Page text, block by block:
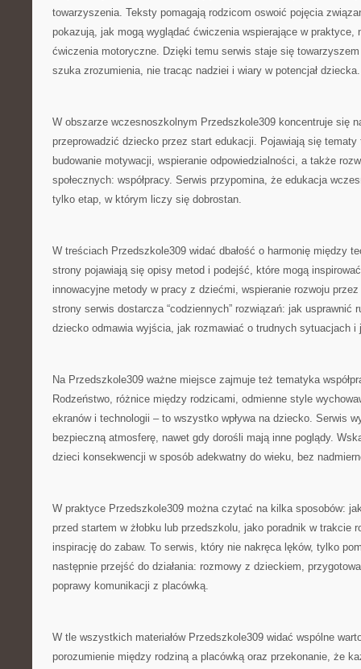
towarzyszenia. Teksty pomagają rodzicom oswoić pojęcia
pokazują, jak mogą wyglądać ćwiczenia wspierające w praktyce,
ćwiczenia motoryczne. Dzięki temu serwis staje się
szuka zrozumienia, nie tracąc nadziei i wiary w potencjał dziecka.
W obszarze wczesnoszkolnym Przedszkole309 koncentruje się
przeprowadzić dziecko przez start edukacji. Pojawiają się
budowanie motywacji, wspieranie odpowiedzialności, a także
społecznych: współpracy. Serwis przypomina, że edukacja
tylko etap, w którym liczy się dobrostan.
W treściach Przedszkole309 widać dbałość o harmonię między
strony pojawiają się opisy metod i podejść, które mogą
innowacyjne metody w pracy z dziećmi, wspieranie rozwoju
strony serwis dostarcza “codziennych” rozwiązań: jak usprawnić
dziecko odmawia wyjścia, jak rozmawiać o trudnych sytuacjach i
Na Przedszkole309 ważne miejsce zajmuje też tematyka
Rodzeństwo, różnice między rodzicami, odmienne style
ekranów i technologii – to wszystko wpływa na dziecko. Serwis
bezpieczną atmosferę, nawet gdy dorośli mają inne poglądy.
dzieci konsekwencji w sposób adekwatny do wieku, bez
W praktyce Przedszkole309 można czytać na kilka sposobów:
przed startem w żłobku lub przedszkolu, jako poradnik w trakcie
inspirację do zabaw. To serwis, który nie nakręca lęków, tylko
następnie przejść do działania: rozmowy z dzieckiem,
poprawy komunikacji z placówką.
W tle wszystkich materiałów Przedszkole309 widać wspólne
porozumienie między rodziną a placówką oraz przekonanie, że